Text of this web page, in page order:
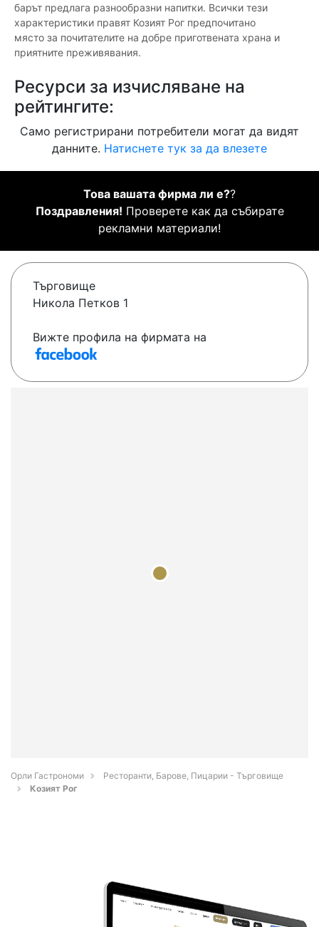
барът предлага разнообразни напитки. Всички тези
характеристики правят Козият Рог предпочитано
място за почитателите на добре приготвената храна и
приятните преживявания.
Ресурси за изчисляване на
рейтингите:
Само регистрирани потребители могат да видят
данните. Натиснете тук за да влезете
Това вашата фирма ли е??
Поздравления! Проверете как да събирате
рекламни материали!
Търговище
Никола Петков 1
Вижте профила на фирмата на
Орли Гастрономи
Ресторанти, Барове, Пицарии - Търговище
Козият Рог